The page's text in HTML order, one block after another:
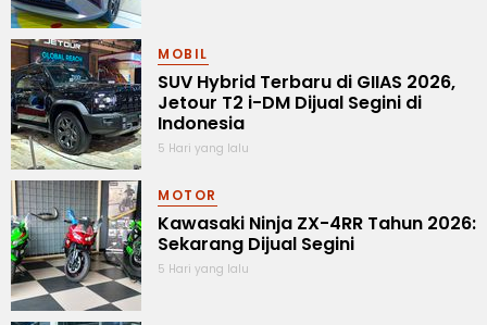
MOBIL
SUV Hybrid Terbaru di GIIAS 2026,
Jetour T2 i-DM Dijual Segini di
Indonesia
5 Hari yang lalu
MOTOR
Kawasaki Ninja ZX-4RR Tahun 2026:
Sekarang Dijual Segini
5 Hari yang lalu